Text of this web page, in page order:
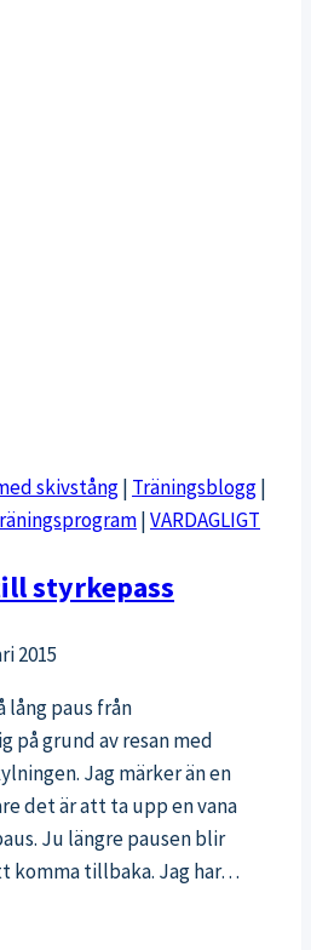
skivstång| Träningsblogg|
|VARDAGLIGT
styrkepass
2015
lång paus från
på grund av resan med
Jag märker än en
det är att ta upp en vana
Ju längre pausen blir
komma tillbaka. Jag har…